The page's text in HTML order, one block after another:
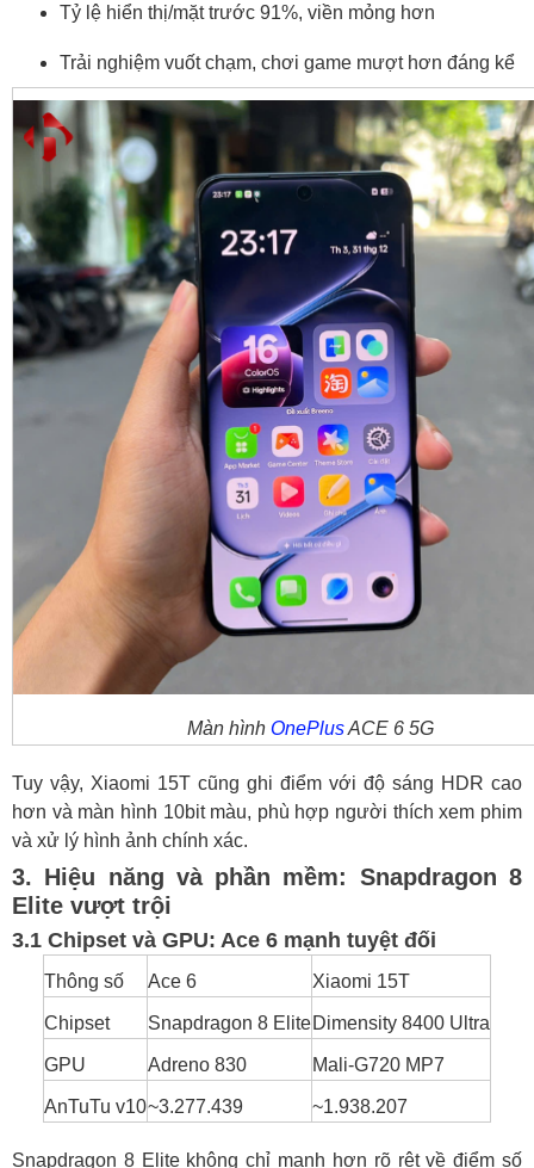
Tỷ lệ hiển thị/mặt trước 91%, viền mỏng hơn
Trải nghiệm vuốt chạm, chơi game mượt hơn đáng kể
Màn hình OnePlusACE 6 5G
Tuy vậy, Xiaomi 15T cũng ghi điểm với độ sáng HDR cao
hơn và màn hình 10bit màu, phù hợp người thích xem phim
và xử lý hình ảnh chính xác.
3. Hiệu năng và phần mềm: Snapdragon 8
Elite vượt trội
3.1 Chipset và GPU: Ace 6 mạnh tuyệt đối
Thông số Ace 6 Xiaomi 15T
Chipset Snapdragon 8 EliteDimensity 8400 Ultra
GPU Adreno 830 Mali-G720 MP7
AnTuTu v10~3.277.439 ~1.938.207
Snapdragon 8 Elite không chỉ mạnh hơn rõ rệt về điểm số